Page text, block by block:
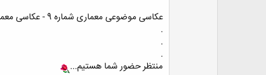
عکاسی موضوعی معماری شماره 9 - عکاسی معماری در شب.
.
.
.
منتظر حضور شما هستیم...